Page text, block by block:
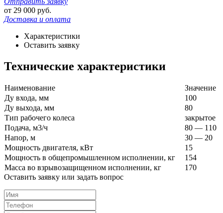
от 29 000 руб.
Доставка и оплата
Характеристики
Оставить заявку
Технические характеристики
Наименование
Значение
Ду входа, мм
100
Ду выхода, мм
80
Тип рабочего колеса
закрытое
Подача, м3/ч
80 — 110
Напор, м
30 — 20
Мощность двигателя, кВт
15
Мощность в общепромышленном исполнении, кг
154
Масса во взрывозащищенном исполнении, кг
170
Оставить заявку или задать вопрос